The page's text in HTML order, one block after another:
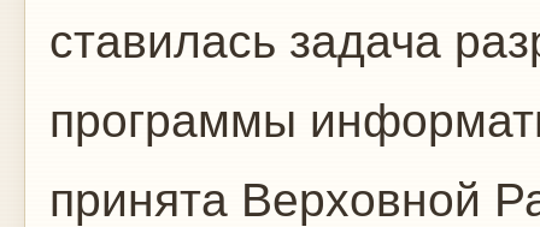
ставилась задача
программы
принята Верховной